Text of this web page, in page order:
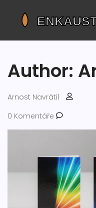
Author:
Arnost Navrátil
0 Komentáře